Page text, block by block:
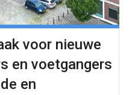
voor nieuwe
en voetgangers
en